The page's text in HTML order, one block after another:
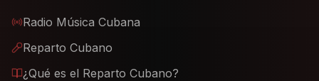
Radio Música Cubana
Reparto Cubano
¿Qué es el Reparto Cubano?